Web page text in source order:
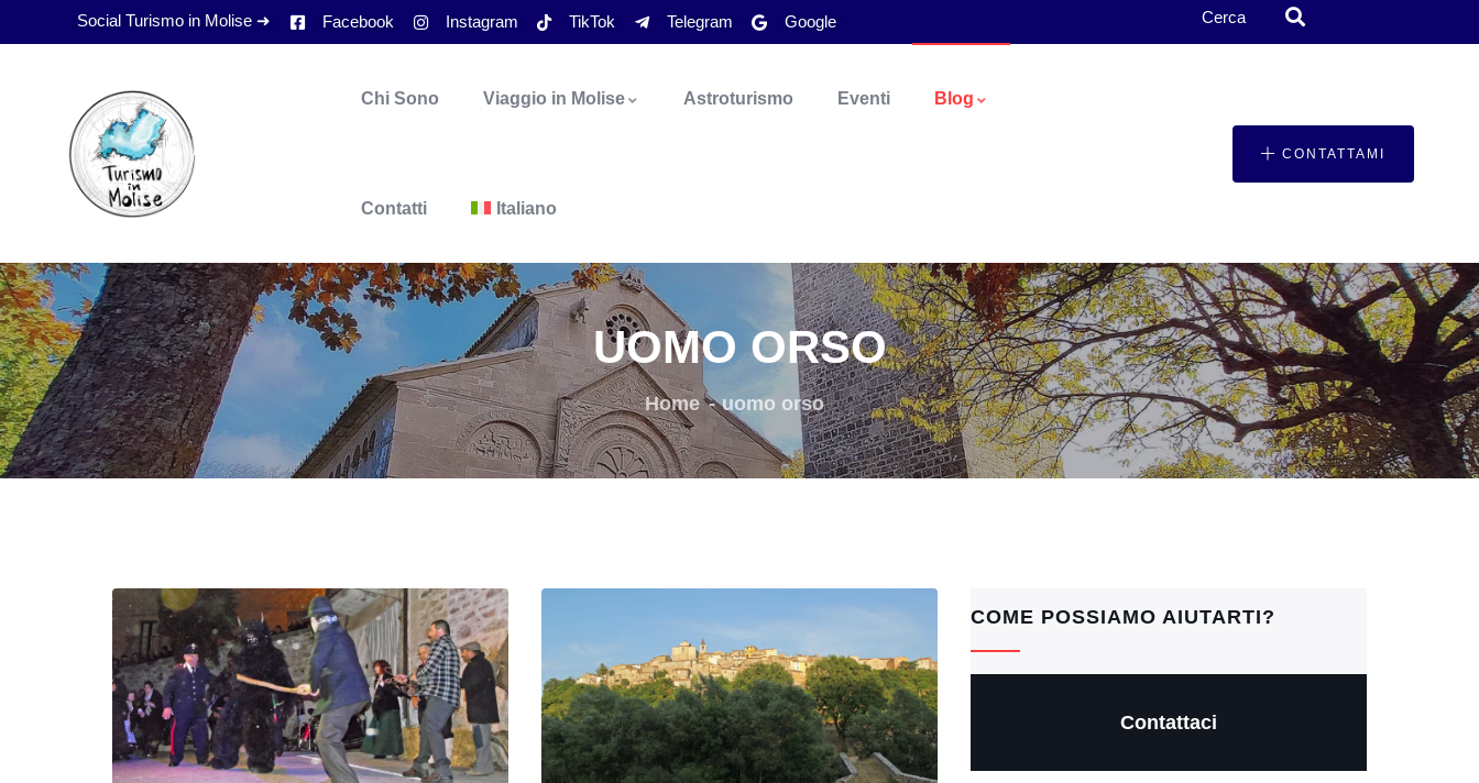
Social Turismo in Molise ➜ Facebook Instagram TikTok Telegram Google Cerca
Chi Sono Viaggio in Molise Astroturismo Eventi Blog
Contatti Italiano
CONTATTAMI
UOMO ORSO
Home uomo orso
COME POSSIAMO AIUTARTI?
Contattaci